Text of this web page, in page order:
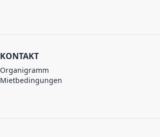
KONTAKT
Organigramm
Mietbedingungen